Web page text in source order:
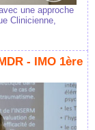
une approche
Clinicienne,
- IMO 1ère